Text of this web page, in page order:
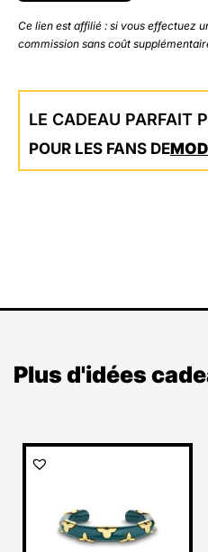
Ce lien est affilié : si vous effectuez
commission sans coût
LE CADEAU PARFAIT
POUR LES FANS DE
Plus d'idées